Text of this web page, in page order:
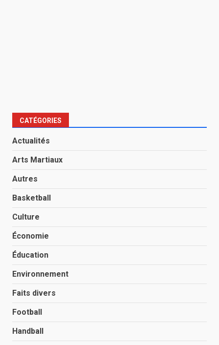
CATÉGORIES
Actualités
Arts Martiaux
Autres
Basketball
Culture
Économie
Éducation
Environnement
Faits divers
Football
Handball